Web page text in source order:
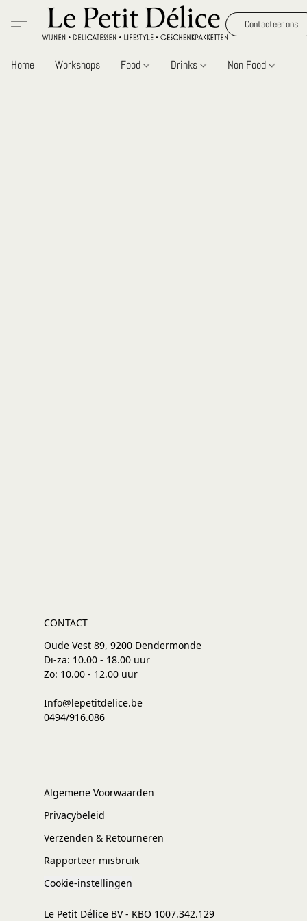
Contacteer ons
Home Workshops Food Drinks Non Food
CONTACT
Oude Vest 89, 9200 Dendermonde
Di-za: 10.00 - 18.00 uur
Zo: 10.00 - 12.00 uur
Info@lepetitdelice.be
0494/916.086
Algemene Voorwaarden
Privacybeleid
Verzenden & Retourneren
Rapporteer misbruik
Cookie-instellingen
Le Petit Délice BV - KBO 1007.342.129